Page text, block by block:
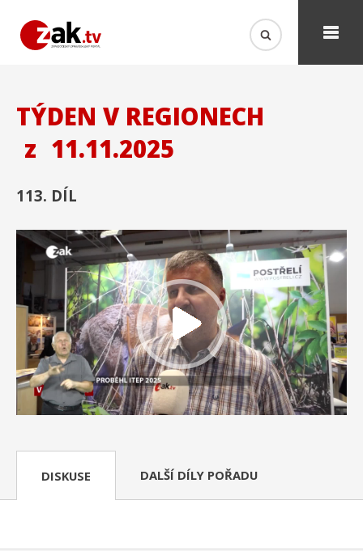
TÝDEN V REGIONECH
z 11.11.2025
113. DÍL
DISKUSE DALŠÍ DÍLY POŘADU